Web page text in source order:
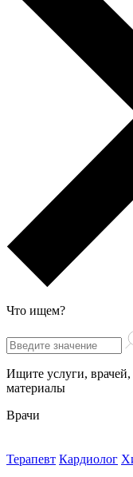
Что ищем?
Ищите услуги, врачей,
материалы
Врачи
Терапевт Кардиолог